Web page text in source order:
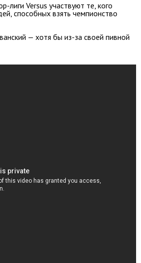
лиги Versus участвуют те, кого
способных взять чемпионство
— хотя бы из-за своей пивной